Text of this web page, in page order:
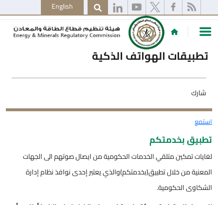
English
تطبيقات الهواتف الذكية
شارك
استمع
تطبيق بخدمتكم
لغايات تمكين متلقي الخدمات الحكومية من ايصال صوتهم الى الجهات
المعنية من خلال تطبيق(بخدمتكم)والذي يعتبر إحدى نوافذ نظام إدارة
الشكاوى الحكومية.